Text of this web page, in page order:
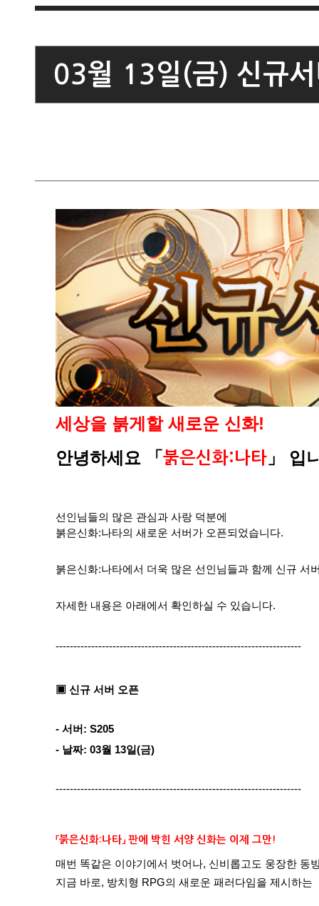
03월 13일(금) 신규서
세상을 붉게할 새로운 신화!
안녕하세요
「붉은신화:나타 」 입
선인님들의 많은 관심과 사랑 덕분에
붉은신화:나타의 새로운 서버가 오픈되었습니다.​
붉은신화:나타에서 더욱 많은 선인님들과 함께 신규 서
자세한 내용은 아래에서 확인하실 수 있습니다.
---------------------------------------------------------------------
▣ 신규 서버 오픈
- 서버: S205
- 날짜: 03월 13일(금)
---------------------------------------------------------------------
「붉은신화:나타」 판에 박힌 서양 신화는 이제 그만!
매번 똑같은 이야기에서 벗어나, 신비롭고도 웅장한 동
지금 바로, 방치형 RPG의 새로운 패러다임을 제시하는